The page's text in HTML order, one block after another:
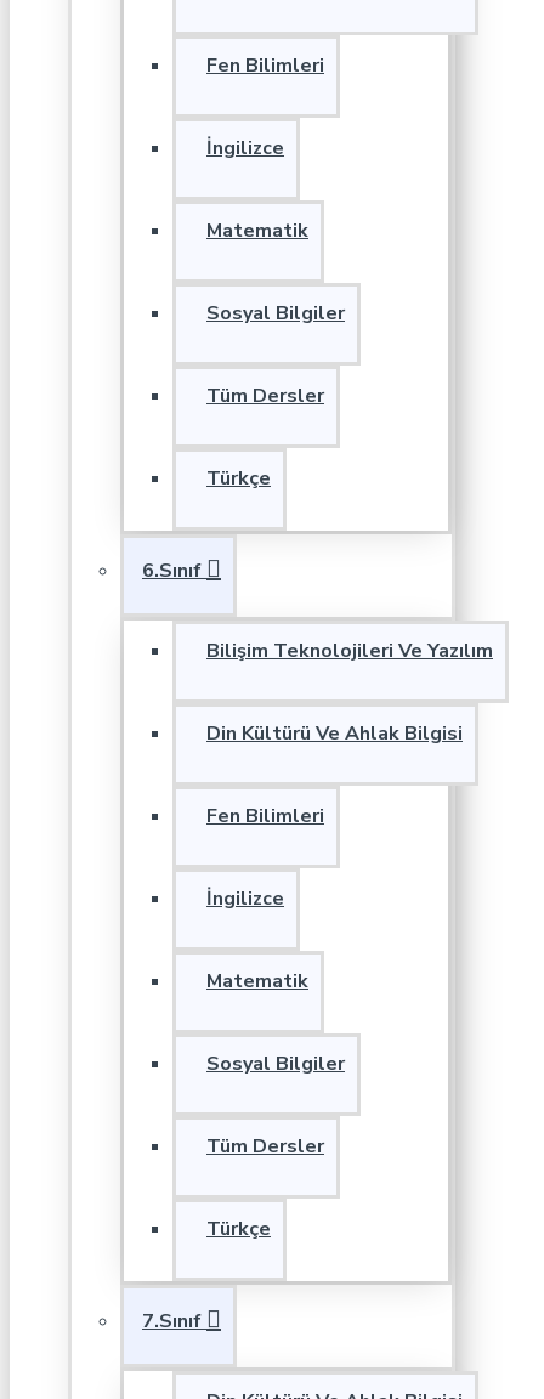
Fen Bilimleri
İngilizce
Matematik
Sosyal Bilgiler
Tüm Dersler
Türkçe
6.Sınıf
Bilişim Teknolojileri Ve Yazılım
Din Kültürü Ve Ahlak Bilgisi
Fen Bilimleri
İngilizce
Matematik
Sosyal Bilgiler
Tüm Dersler
Türkçe
7.Sınıf